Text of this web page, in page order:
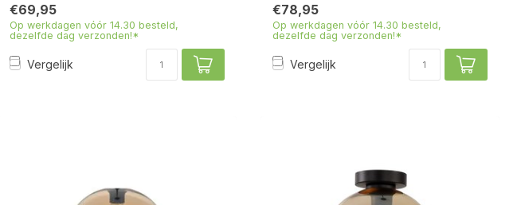
€69,95
Op werkdagen vóór 14.30 besteld,
dezelfde dag verzonden!*
Vergelijk
€78,95
Op werkdagen vóór 14.30 besteld,
dezelfde dag verzonden!*
Vergelijk